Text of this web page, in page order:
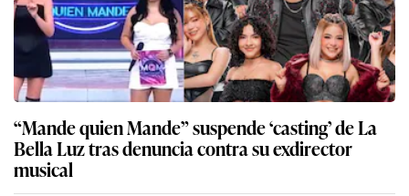
“Mande quien Mande” suspende ‘casting’ de La
Bella Luz tras denuncia contra su exdirector
musical